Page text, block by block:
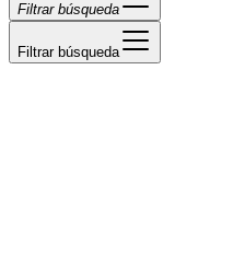
Filtrar búsqueda
Filtrar búsqueda